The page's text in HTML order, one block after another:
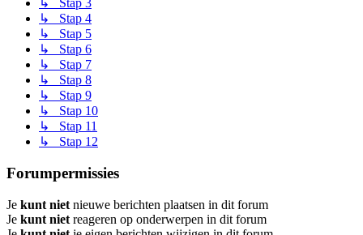
↳ Stap 3
↳ Stap 4
↳ Stap 5
↳ Stap 6
↳ Stap 7
↳ Stap 8
↳ Stap 9
↳ Stap 10
↳ Stap 11
↳ Stap 12
Forumpermissies
Je kunt niet nieuwe berichten plaatsen in dit forum
Je kunt niet reageren op onderwerpen in dit forum